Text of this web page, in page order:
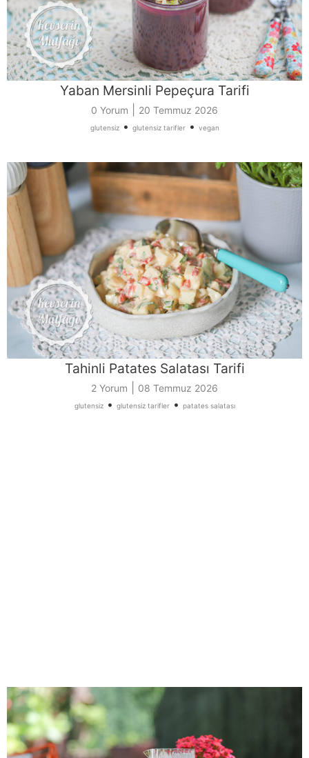
Yaban Mersinli Pepeçura Tarifi
0 Yorum 20 Temmuz 2026
glutensiz• glutensiz tarifler• vegan
Tahinli Patates Salatası Tarifi
2 Yorum 08 Temmuz 2026
glutensiz• glutensiz tarifler• patates salatası